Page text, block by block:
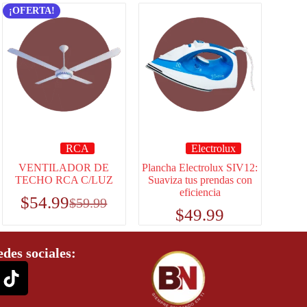
¡OFERTA!
RCA
VENTILADOR DE
TECHO RCA C/LUZ
$59.99
$54.99
Electrolux
Plancha Electrolux SIV12:
Suaviza tus prendas con
eficiencia
$49.99
sociales: